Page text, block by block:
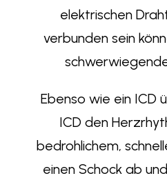
elektrischen
verbunden sein
Ebenso wie ein ICD
ICD den
bedrohlichem,
einen Schock ab